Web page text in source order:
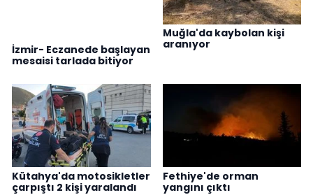
İzmir- Eczanede başlayan
mesaisi tarlada bitiyor
Muğla'da kaybolan kişi
aranıyor
Kütahya'da motosikletler
çarpıştı 2 kişi yaralandı
Fethiye'de orman
yangını çıktı